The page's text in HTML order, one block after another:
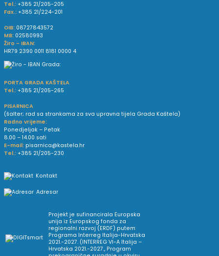
Tel.: +385 21/205-205
Fax.: +385 21/224-201
OIB: 08727843572
MB: 02580993
Žiro - IBAN:
HR79 2390 0011 8181 0000 4
PORTA GRADA KAŠTELA
Tel.: +385 21/205-265
PISARNICA
(šalter; rad sa strankama za sva upravna tijela Grada Kaštela)
Radno vrijeme:
Ponedjeljak – Petak
8.00 – 14.00 sati
E-mail: pisarnica@kastela.hr
Tel.: +385 21/205-230
Kontakt
Adresar
Projekt je sufinancirala Europska
unija iz Europskog fonda za
regionalni razvoj (ERDF) putem
Programa Interreg Italija-Hrvatska
2021.-2027. (INTERREG VI-A Italija –
Hrvatska 2021.-2027., Program